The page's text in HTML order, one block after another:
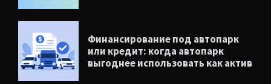
Финансирование под автопарк
или кредит: когда автопарк
выгоднее использовать как актив